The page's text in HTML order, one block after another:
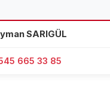
SARIGÜL
665 33 85